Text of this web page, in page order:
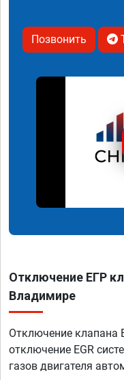
Позвонить
Отключение ЕГР
Владимире
Отключение клапана
отключение EGR
газов двигателя